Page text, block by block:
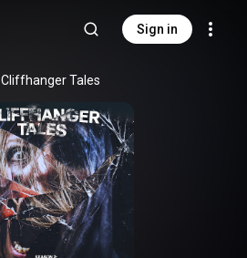
Sign in
Cliffhanger Tales